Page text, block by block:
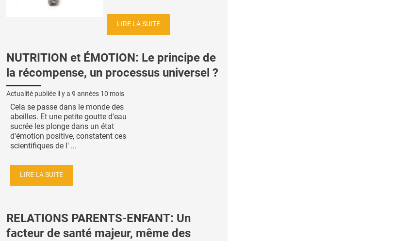
LIRE LA SUITE
NUTRITION et ÉMOTION: Le principe de
la récompense, un processus universel ?
Actualité publiée il y a 9 années 10 mois
Cela se passe dans le monde des
abeilles. Et une petite goutte d'eau
sucrée les plonge dans un état
d'émotion positive, constatent ces
scientifiques de l' ...
LIRE LA SUITE
RELATIONS PARENTS-ENFANT: Un
facteur de santé majeur, même des